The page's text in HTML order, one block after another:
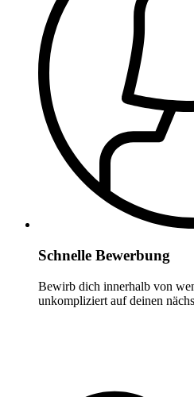
Schnelle Bewerbung
Bewirb dich innerhalb von
unkompliziert auf deinen